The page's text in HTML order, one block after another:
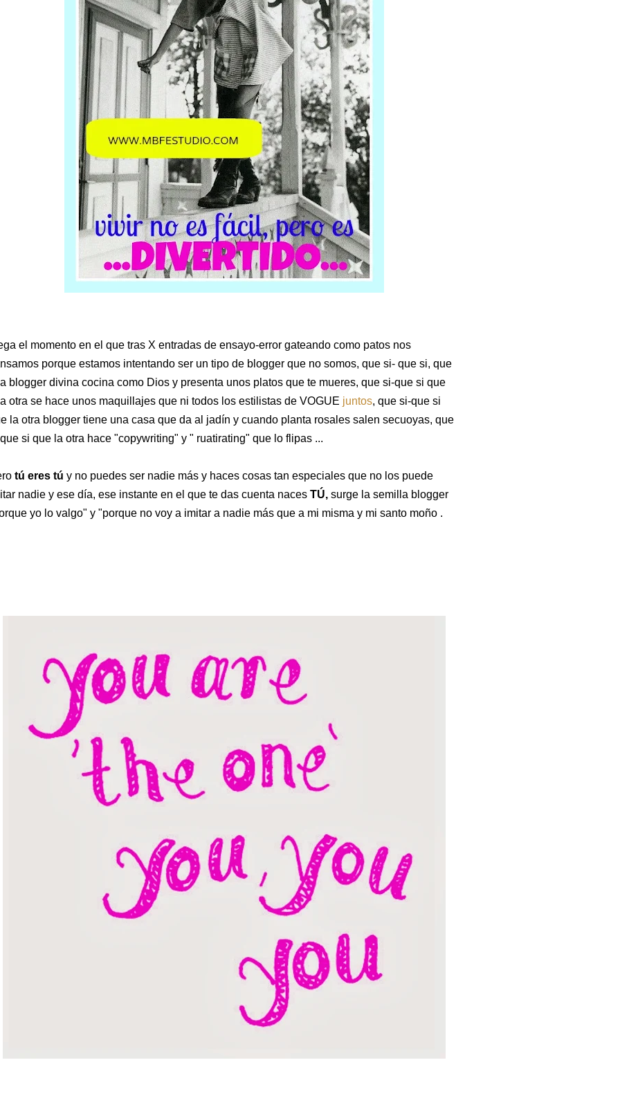
el momento en el que tras X entradas de ensayo-error gateando como patos nos
porque estamos intentando ser un tipo de blogger que no somos, que si- que si, que
blogger divina cocina como Dios y presenta unos platos que te mueres, que si-que si que
otra se hace unos maquillajes que ni todos los estilistas de VOGUE juntos, que si-que si
la otra blogger tiene una casa que da al jadín y cuando planta rosales salen secuoyas, que
si que la otra hace "copywriting" y " ruatirating" que lo flipas ...
tú eres tú y no puedes ser nadie más y haces cosas tan especiales que no los puede
nadie y ese día, ese instante en el que te das cuenta naces TÚ, surge la semilla blogger
yo lo valgo" y "porque no voy a imitar a nadie más que a mi misma y mi santo moño .